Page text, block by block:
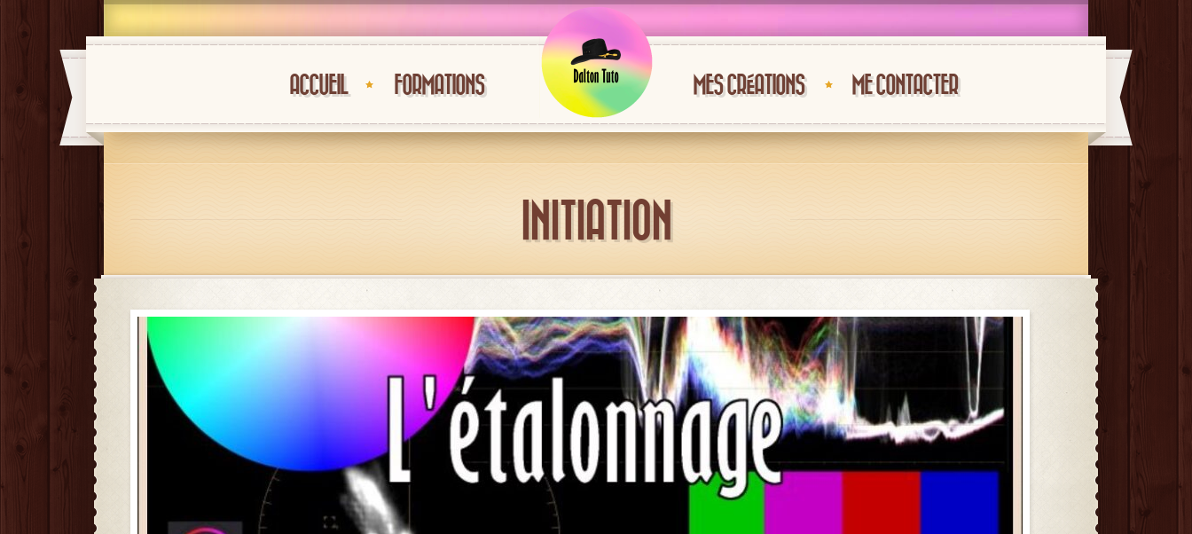
ACCUEIL FORMATIONS MES CRÉATIONS ME CONTACTER
INITIATION